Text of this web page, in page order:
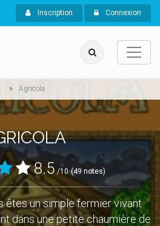
Inscription Connexion
Agricola
8.5 /10 (49 notes)
êtes un simple fermier vivant
dans une petite chaumière de